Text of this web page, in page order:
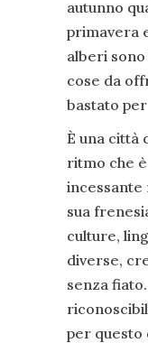
autunno
primavera
alberi
cose da
bastato
È una città
ritmo che
incessante
sua
culture,
diverse,
senza
per questo